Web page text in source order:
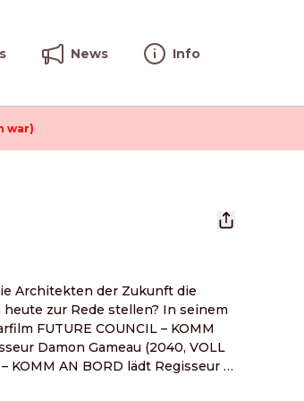
News Info
war)
Architekten der Zukunft die
zur Rede stellen? In seinem
FUTURE COUNCIL – KOMM
Damon Gameau (2040, VOLL
KOMM AN BORD lädt Regisseur